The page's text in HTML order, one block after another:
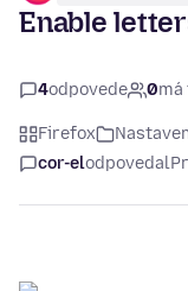
Enable
4odpovede 0
Firefox
cor-elodpovedal